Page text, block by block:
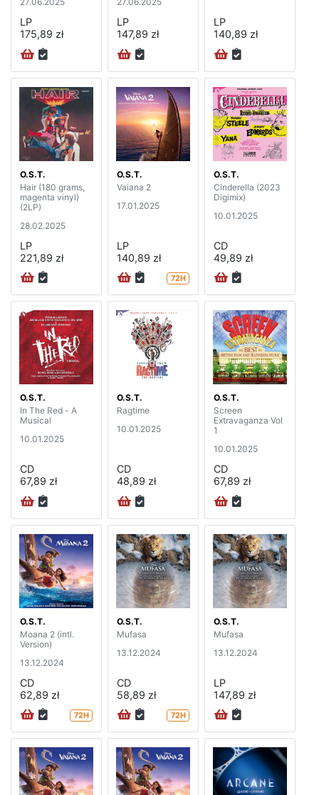
LP
175,89 zł
LP
147,89 zł
LP
140,89 zł
O.S.T.
Hair (180 grams,
magenta vinyl)
(2LP)
28.02.2025
LP
221,89 zł
O.S.T.
Vaiana 2
17.01.2025
LP
140,89 zł
72H
O.S.T.
Cinderella (2023
Digimix)
10.01.2025
CD
49,89 zł
O.S.T.
In The Red - A
Musical
10.01.2025
CD
67,89 zł
O.S.T.
Ragtime
10.01.2025
CD
48,89 zł
O.S.T.
Screen
Extravaganza Vol
1
10.01.2025
CD
67,89 zł
O.S.T.
Moana 2 (intl.
Version)
13.12.2024
CD
62,89 zł
72H
O.S.T.
Mufasa
13.12.2024
CD
58,89 zł
72H
O.S.T.
Mufasa
13.12.2024
LP
147,89 zł